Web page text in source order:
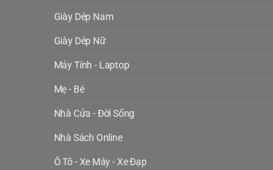
Giày Dép Nam
Giày Dép Nữ
Máy Tính - Laptop
Mẹ - Bé
Nhà Cửa - Đời Sống
Nhà Sách Online
Ô Tô - Xe Máy - Xe Đạp